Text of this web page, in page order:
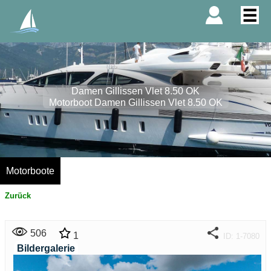
Damen Gillissen Vlet 8.50 OK
Motorboot Damen Gillissen Vlet 8.50 OK
Motorboote
Zurück
506 1 ID: 1-7080
Bildergalerie